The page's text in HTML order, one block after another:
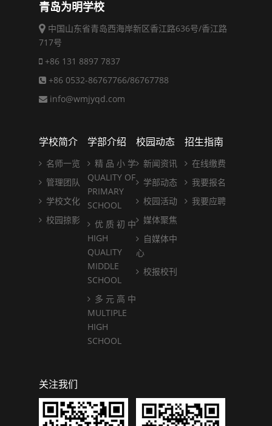
青岛为明学校
中国山东省青岛西海岸新区香江路636号/香江路
717号
+86 131 8897 7837
+86 0532-86767766/86767788
info@wmjyqd.com
学校简介
名师一览
管理团队
学校文化
校园掠影
学部介绍
精 品 小 学
QUALITY OF
PRIMARY
SCHOOL
优 质 初 中
HIGH
QUALITY
MIDDLE
SCHOOL
多 元 高 中
MULTIPLE
HIGH
SCHOOL
校园动态
新闻资讯
学部动态
校园活动
媒体聚焦
自媒体中
心
校报校刊
招生指南
在线缴费
我要报名
我要应聘
关注我们